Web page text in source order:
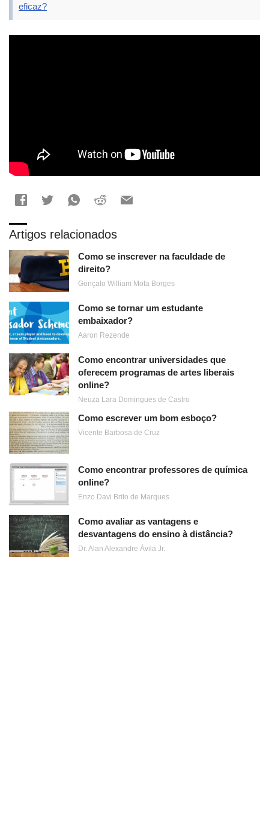
eficaz?
Artigos relacionados
Como se inscrever na faculdade de
direito?
Gonçalo William Mota Borges
Como se tornar um estudante
embaixador?
Aaron Rezende
Como encontrar universidades que
oferecem programas de artes liberais
online?
Neuza Lara Domingues de Castro
Como escrever um bom esboço?
Vicente Barbosa de Cruz
Como encontrar professores de química
online?
Enzo Davi Brito de Marques
Como avaliar as vantagens e
desvantagens do ensino à distância?
Dr. Alan Alexandre Ávila Jr.